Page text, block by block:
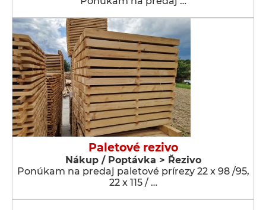
Paletové rezivo
Nákup / Poptávka > Řezivo
Ponúkam na predaj paletové prírezy 22 x 98 /95,
22 x 115 / …